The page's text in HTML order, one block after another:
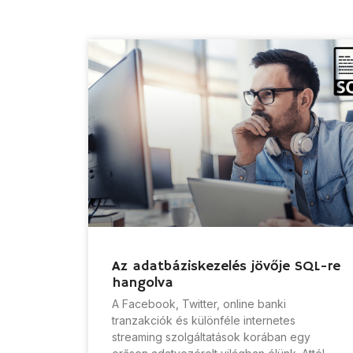
Az adatbáziskezelés jövője SQL-re
hangolva
A Facebook, Twitter, online banki
tranzakciók és különféle internetes
streaming szolgáltatások korában egy